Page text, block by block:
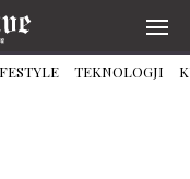
TEKNOLOGJI